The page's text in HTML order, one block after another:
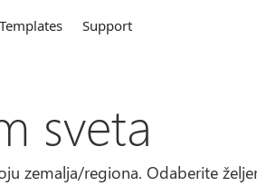
Templates Support
sveta
zemalja/regiona. Odaberite